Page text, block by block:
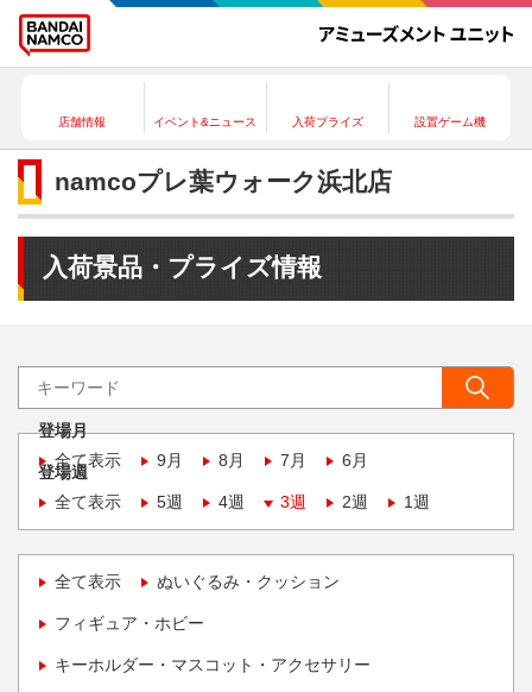
店舗情報 イベント&ニュース 入荷プライズ 設置ゲーム機
namcoプレ葉ウォーク浜北店
入荷景品・プライズ情報
登場月
全て表示
9月 8月 7月 6月
登場週
全て表示
5週 4週 3週 2週 1週
全て表示 ぬいぐるみ・クッション
フィギュア・ホビー
キーホルダー・マスコット・アクセサリー